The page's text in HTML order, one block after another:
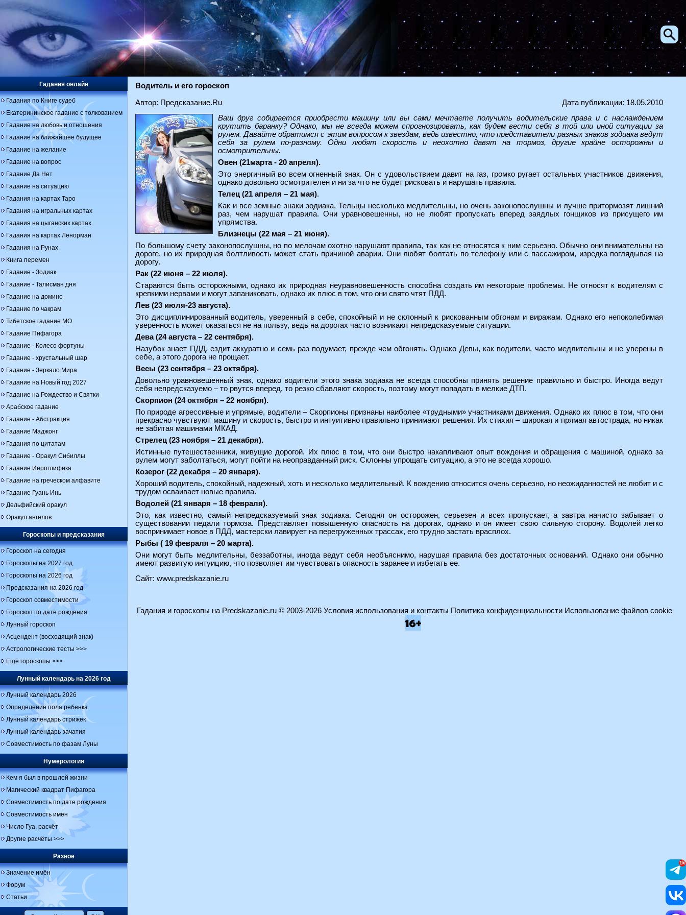
Водитель и его гороскоп
Автор: Предсказание.Ru
Дата публикации: 18.05.2010
Ваш друг собирается приобрести машину или вы сами мечтаете получить водительские права и с наслаждением
крутить баранку? Однако, мы не всегда можем спрогнозировать, как будем вести себя в той или иной ситуации за
рулем. Давайте обратимся с этим вопросом к звездам, ведь известно, что представители разных знаков зодиака ведут
себя за рулем по-разному. Одни любят скорость и неохотно давят на тормоз, другие крайне осторожны и
осмотрительны.
Овен (21марта - 20 апреля).
Это энергичный во всем огненный знак. Он с удовольствием давит на газ, громко ругает остальных участников движения,
однако довольно осмотрителен и ни за что не будет рисковать и нарушать правила.
Телец (21 апреля – 21 мая).
Как и все земные знаки зодиака, Тельцы несколько медлительны, но очень законопослушны и лучше притормозят лишний
раз, чем нарушат правила. Они уравновешенны, но не любят пропускать вперед заядлых гонщиков из присущего им
упрямства.
Близнецы (22 мая – 21 июня).
По большому счету законопослушны, но по мелочам охотно нарушают правила, так как не относятся к ним серьезно. Обычно они внимательны на
дороге, но их природная болтливость может стать причиной аварии. Они любят болтать по телефону или с пассажиром, изредка поглядывая на
дорогу.
Рак (22 июня – 22 июля).
Стараются быть осторожными, однако их природная неуравновешенность способна создать им некоторые проблемы. Не относят к водителям с
крепкими нервами и могут запаниковать, однако их плюс в том, что они свято чтят ПДД.
Лев (23 июля-23 августа).
Это дисциплинированный водитель, уверенный в себе, спокойный и не склонный к рискованным обгонам и виражам. Однако его непоколебимая
уверенность может оказаться не на пользу, ведь на дорогах часто возникают непредсказуемые ситуации.
Дева (24 августа – 22 сентября).
Назубок знает ПДД, ездит аккуратно и семь раз подумает, прежде чем обгонять. Однако Девы, как водители, часто медлительны и не уверены в
себе, а этого дорога не прощает.
Весы (23 сентября – 23 октября).
Довольно уравновешенный знак, однако водители этого знака зодиака не всегда способны принять решение правильно и быстро. Иногда ведут
себя непредсказуемо – то рвутся вперед, то резко сбавляют скорость, поэтому могут попадать в мелкие ДТП.
Скорпион (24 октября – 22 ноября).
По природе агрессивные и упрямые, водители – Скорпионы признаны наиболее «трудными» участниками движения. Однако их плюс в том, что они
прекрасно чувствуют машину и скорость, быстро и интуитивно правильно принимают решения. Их стихия – широкая и прямая автострада, но никак
не забитая машинами МКАД.
Стрелец (23 ноября – 21 декабря).
Истинные путешественники, живущие дорогой. Их плюс в том, что они быстро накапливают опыт вождения и обращения с машиной, однако за
рулем могут заболтаться, могут пойти на неоправданный риск. Склонны упрощать ситуацию, а это не всегда хорошо.
Козерог (22 декабря – 20 января).
Хороший водитель, спокойный, надежный, хоть и несколько медлительный. К вождению относится очень серьезно, но неожиданностей не любит и с
трудом осваивает новые правила.
Водолей (21 января – 18 февраля).
Это, как известно, самый непредсказуемый знак зодиака. Сегодня он осторожен, серьезен и всех пропускает, а завтра начисто забывает о
существовании педали тормоза. Представляет повышенную опасность на дорогах, однако и он имеет свою сильную сторону. Водолей легко
воспринимает новое в ПДД, мастерски лавирует на перегруженных трассах, его трудно застать врасплох.
Рыбы ( 19 февраля – 20 марта).
Они могут быть медлительны, беззаботны, иногда ведут себя необъяснимо, нарушая правила без достаточных оснований. Однако они обычно
имеют развитую интуицию, что позволяет им чувствовать опасность заранее и избегать ее.
Сайт: www.predskazanie.ru
Гадания онлайн
Гадания по Книге судеб
Екатерининское гадание с толкованием
Гадание на любовь и отношения
Гадание на ближайшее будущее
Гадание на желание
Гадание на вопрос
Гадание Да Нет
Гадание на ситуацию
Гадания на картах Таро
Гадания на игральных картах
Гадания на цыганских картах
Гадания на картах Ленорман
Гадания на Рунах
Книга перемен
Гадание - Зодиак
Гадание - Талисман дня
Гадание на домино
Гадание по чакрам
Тибетское гадание МО
Гадание Пифагора
Гадание - Колесо фортуны
Гадание - хрустальный шар
Гадание - Зеркало Мира
Гадание на Новый год 2027
Гадание на Рождество и Святки
Арабское гадание
Гадание - Абстракция
Гадание Маджонг
Гадания по цитатам
Гадание - Оракул Сибиллы
Гадание Иероглифика
Гадание на греческом алфавите
Гадание Гуань Инь
Дельфийский оракул
Оракул ангелов
Гороскопы и предсказания
Гороскоп на сегодня
Гороскопы на 2027 год
Гороскопы на 2026 год
Предсказания на 2026 год
Гороскоп совместимости
Гороскоп по дате рождения
Лунный гороскоп
Асцендент (восходящий знак)
Астрологические тесты >>>
Ещё гороскопы >>>
Лунный календарь на 2026 год
Лунный календарь 2026
Определение пола ребенка
Лунный календарь стрижек
Лунный календарь зачатия
Совместимость по фазам Луны
Нумерология
Кем я был в прошлой жизни
Магический квадрат Пифагора
Совместимость по дате рождения
Совместимость имён
Число Гуа, расчёт
Другие расчёты >>>
Разное
Значение имён
Форум
Статьи
Гадания и гороскопы на Predskazanie.ru© 2003-2026 Условия использования и контакты Политика конфиденциальности Использование файлов cookie